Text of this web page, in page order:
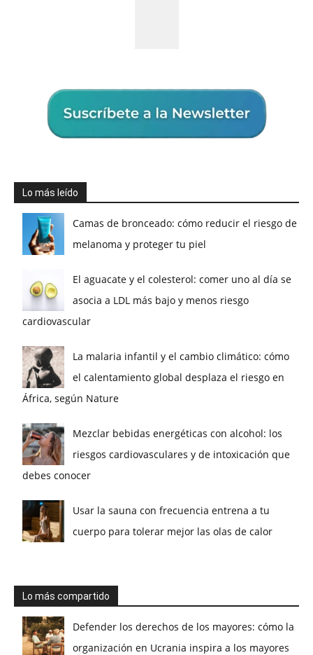
Lo más leído
Camas de bronceado: cómo reducir el riesgo de
melanoma y proteger tu piel
El aguacate y el colesterol: comer uno al día se
asocia a LDL más bajo y menos riesgo
cardiovascular
La malaria infantil y el cambio climático: cómo
el calentamiento global desplaza el riesgo en
África, según Nature
Mezclar bebidas energéticas con alcohol: los
riesgos cardiovasculares y de intoxicación que
debes conocer
Usar la sauna con frecuencia entrena a tu
cuerpo para tolerar mejor las olas de calor
Lo más compartido
Defender los derechos de los mayores: cómo la
organización en Ucrania inspira a los mayores